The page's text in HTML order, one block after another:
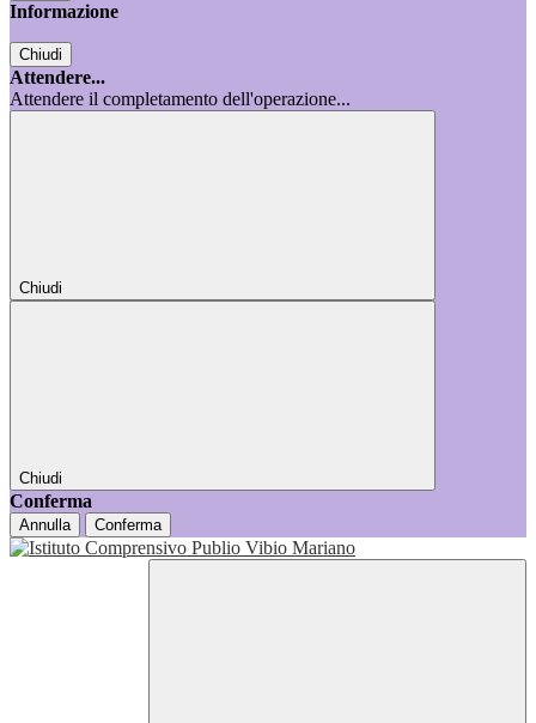
Informazione
Chiudi
Attendere...
Attendere il completamento dell'operazione...
Chiudi
Chiudi
Conferma
Annulla Conferma